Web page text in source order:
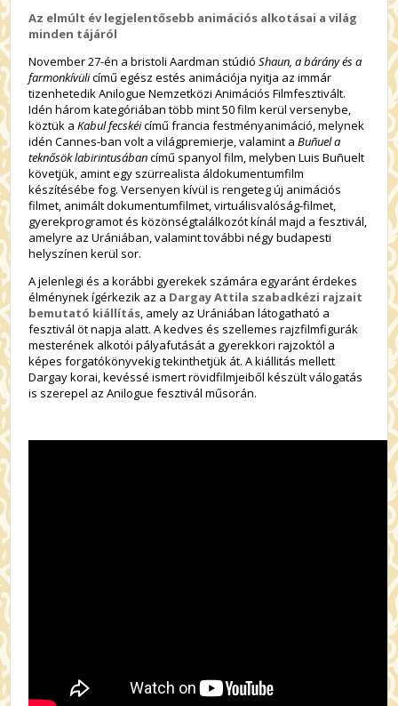
Az elmúlt év legjelentősebb animációs alkotásai a világ
minden tájáról
November 27-én a bristoli Aardman stúdióShaun, a bárány és a
farmonkívülicímű egész estés animációja nyitja az immár
tizenhetedik Anilogue Nemzetközi Animációs Filmfesztivált.
Idén három kategóriában több mint 50 film kerül versenybe,
köztük aKabul fecskéicímű francia festményanimáció, melynek
idén Cannes-ban volt a világpremierje, valamint aBuñuel a
teknősök labirintusábancímű spanyol film, melyben Luis Buñuelt
követjük, amint egy szürrealista áldokumentumfilm
készítésébe fog. Versenyen kívül is rengeteg új animációs
filmet, animált dokumentumfilmet, virtuálisvalóság-filmet,
gyerekprogramot és közönségtalálkozót kínál majd a fesztivál,
amelyre az Urániában, valamint további négy budapesti
helyszínen kerül sor.
A jelenlegi és a korábbi gyerekek számára egyaránt érdekes
élménynek ígérkezik az a Dargay Attila szabadkézi rajzait
bemutató kiállítás, amely az Urániában látogatható a
fesztivál öt napja alatt. A kedves és szellemes rajzfilmfigurák
mesterének alkotói pályafutását a gyerekkori rajzoktól a
képes forgatókönyvekig tekinthetjük át. A kiállitás mellett
Dargay korai, kevéssé ismert rövidfilmjeiből készült válogatás
is szerepel az Anilogue fesztivál műsorán.